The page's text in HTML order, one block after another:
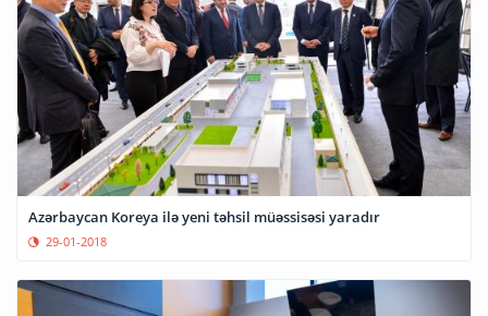
Azərbaycan Koreya ilə yeni təhsil müəssisəsi yaradır
29-01-2018